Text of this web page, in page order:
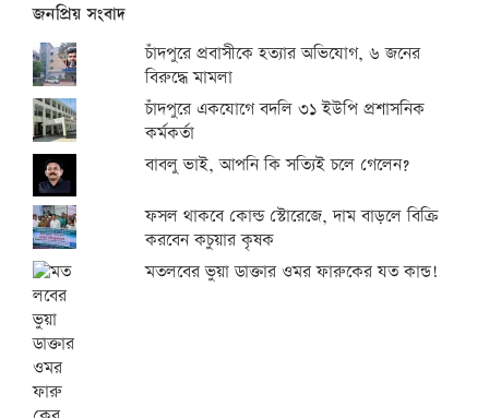
জনপ্রিয় সংবাদ
চাঁদপুরে প্রবাসীকে হত্যার অভিযোগ, ৬ জনের
বিরুদ্ধে মামলা
চাঁদপুরে একযোগে বদলি ৩১ ইউপি প্রশাসনিক
কর্মকর্তা
বাবলু ভাই, আপনি কি সত্যিই চলে গেলেন?
ফসল থাকবে কোল্ড স্টোরেজে, দাম বাড়লে বিক্রি
করবেন কচুয়ার কৃষক
মতলবের ভুয়া ডাক্তার ওমর ফারুকের যত কান্ড!